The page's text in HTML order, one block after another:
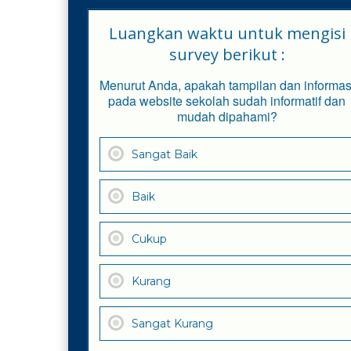
Luangkan waktu untuk mengisi
survey berikut :
Menurut Anda, apakah tampilan dan
pada website sekolah sudah informatif dan
mudah dipahami?
Sangat Baik
Baik
Cukup
Kurang
Sangat Kurang